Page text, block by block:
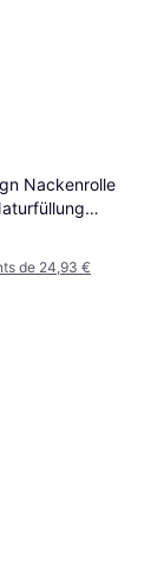
Nackenrolle
Beige,
de 24,93 €